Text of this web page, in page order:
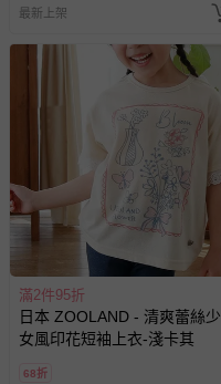
最新上架
滿2件95折
日本 ZOOLAND - 清爽蕾絲少
女風印花短袖上衣-淺卡其
68折